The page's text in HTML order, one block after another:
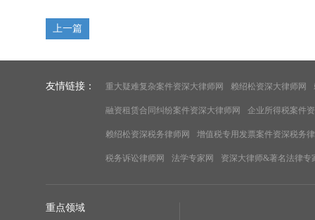
上一篇
友情链接： 重大疑难复杂案件资深大律师网 赖绍松资深大律师网
融资租赁合同纠纷案件资深大律师网 企业所得税案件
赖绍松资深税务律师网 增值税专用发票案件资深税务
税务诉讼律师网 法学专家网 资深大律师&著名法律专
重点领域